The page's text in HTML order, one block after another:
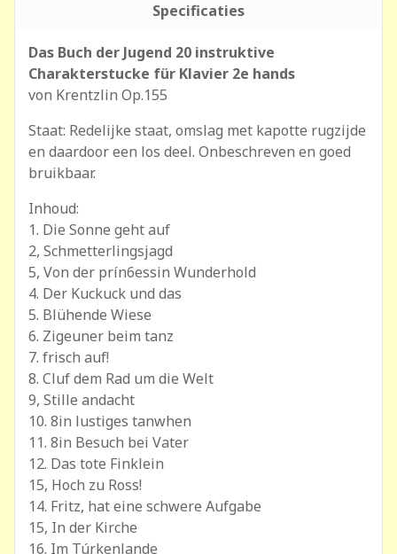
Specificaties
Das Buch der Jugend 20 instruktive
Charakterstucke für Klavier 2e hands
von Krentzlin Op.155
Staat: Redelijke staat, omslag met kapotte rugzijde
en daardoor een los deel. Onbeschreven en goed
bruikbaar.
Inhoud:
1. Die Sonne geht auf
2, Schmetterlingsjagd
5, Von der prín6essin Wunderhold
4. Der Kuckuck und das
5. Blühende Wiese
6. Zigeuner beim tanz
7. frisch auf!
8. Cluf dem Rad um die Welt
9, Stille andacht
10. 8in lustiges tanwhen
11. 8in Besuch bei Vater
12. Das tote Finklein
15, Hoch zu Ross!
14. Fritz, hat eine schwere Aufgabe
15, In der Kirche
16. Im Túrkenlande